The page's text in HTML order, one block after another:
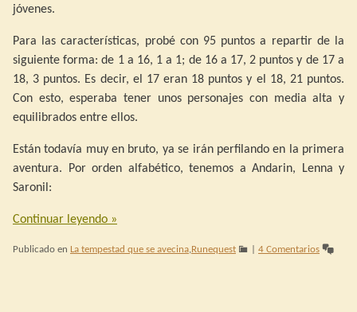
jóvenes.
Para las características, probé con 95 puntos a repartir de la
siguiente forma: de 1 a 16, 1 a 1; de 16 a 17, 2 puntos y de 17 a
18, 3 puntos. Es decir, el 17 eran 18 puntos y el 18, 21 puntos.
Con esto, esperaba tener unos personajes con media alta y
equilibrados entre ellos.
Están todavía muy en bruto, ya se irán perfilando en la primera
aventura. Por orden alfabético, tenemos a Andarin, Lenna y
Saronil:
Continuar leyendo »
Publicado en La tempestad que se avecina Runequest 4 Comentarios